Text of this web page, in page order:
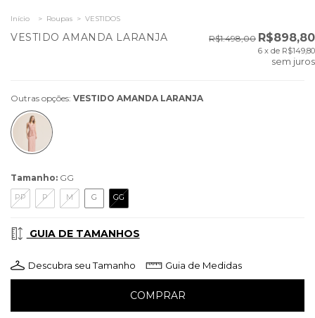
Início > Roupas > VESTIDOS
VESTIDO AMANDA LARANJA R$1.498,00 R$898,80
6 x de R$149,80
sem juros
Outras opções: VESTIDO AMANDA LARANJA
Tamanho: GG
PP P M G GG
GUIA DE TAMANHOS
Descubra seu Tamanho Guia de Medidas